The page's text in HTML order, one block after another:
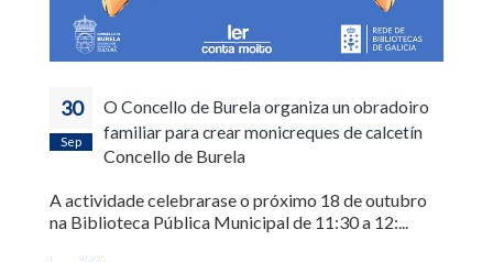
30
Sep
O Concello de Burela organiza un obradoiro
familiar para crear monicreques de calcetín
Concello de Burela
A actividade celebrarase o próximo 18 de outubro
na Biblioteca Pública Municipal de 11:30 a 12:...